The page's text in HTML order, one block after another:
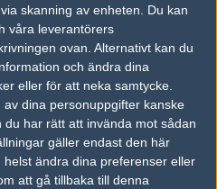
skanning av enheten. Du kan
våra leverantörers
ovan. Alternativt kan du
och ändra dina
eller för att neka samtycke.
dina personuppgifter kanske
har rätt att invända mot sådan
gäller endast den här
ändra dina preferenser eller
att gå tillbaka till denna
1